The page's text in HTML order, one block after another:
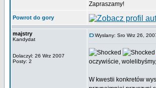
Zapraszamy!
Powrot do gory
majstry
Kandydat
Dolaczyl: 26 Wrz 2007
Posty: 2
Wyslany: Sro Wrz 26,
oczywiście,
W kwestii konkretów